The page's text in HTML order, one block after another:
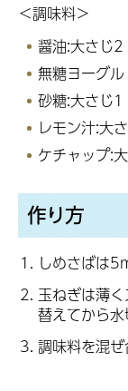
＜調味料＞
醤油:大さじ2
無糖ヨーグ
砂糖:大さじ1
レモン汁:大
ケチャップ:
作り方
しめさばは
玉ねぎは薄
替えてから水
調味料を混